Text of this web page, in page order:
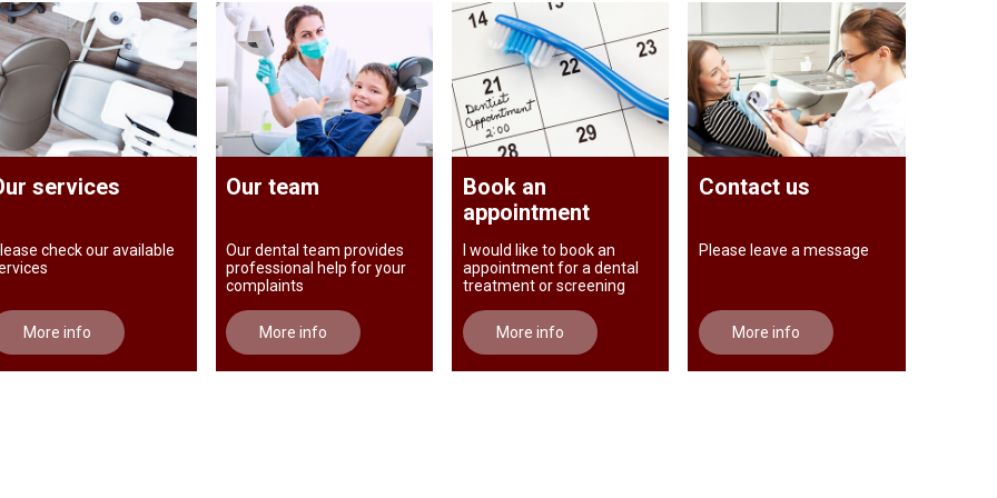
services
check our available
More info
Our team
Our dental team provides
professional help for your
complaints
More info
Book an
appointment
I would like to book an
appointment for a dental
treatment or screening
More info
Contact us
Please leave a message
More info